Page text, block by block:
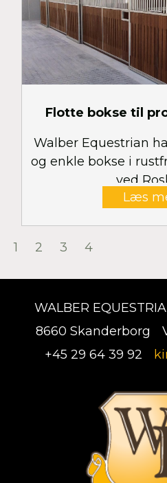
Flotte bokse til
Walber Equestrian
og enkle bokse i
ved
Læs
1 2 3 4
WALBER
8660 Skanderborg
+45 29 64 39 92